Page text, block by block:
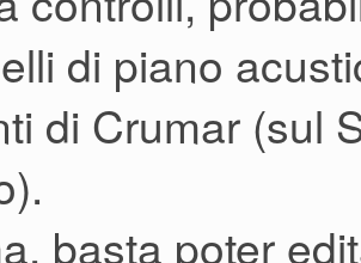
di piano
di Crumar (sul
basta poter